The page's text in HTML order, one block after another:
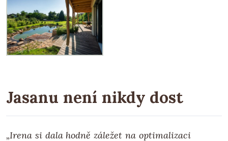
Jasanu není nikdy dost
„Irena si dala hodně záležet na optimalizaci